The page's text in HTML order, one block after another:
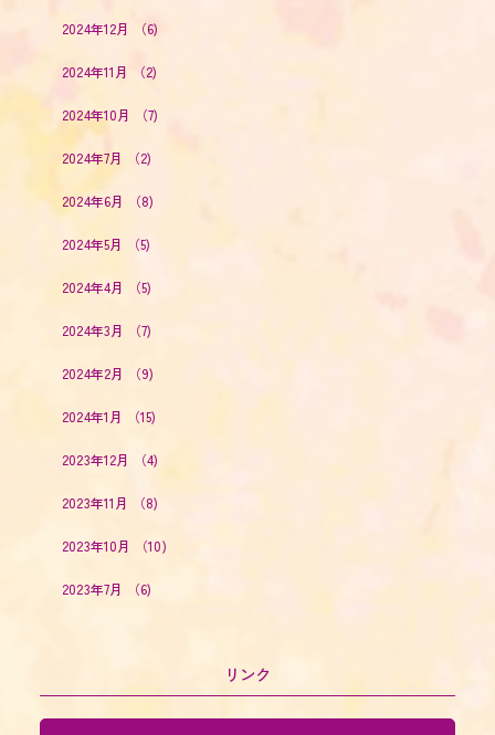
2024年12月 （6)
2024年11月 （2)
2024年10月 （7)
2024年7月 （2)
2024年6月 （8)
2024年5月 （5)
2024年4月 （5)
2024年3月 （7)
2024年2月 （9)
2024年1月 （15)
2023年12月 （4)
2023年11月 （8)
2023年10月 （10)
2023年7月 （6)
リンク